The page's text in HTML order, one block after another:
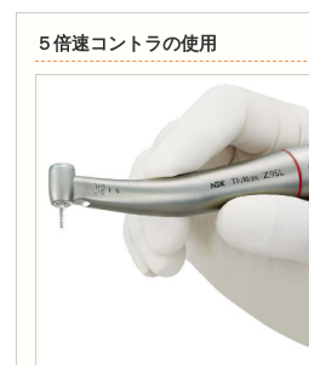
５倍速コントラの使用